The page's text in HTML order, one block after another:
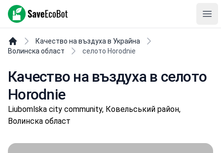
SaveEcoBot
Качество на въздуха в Украйна
Волинска област
селото Horodnie
Качество на въздуха в селото
Horodnie
Liubomlska city community, Ковельський район,
Волинска област